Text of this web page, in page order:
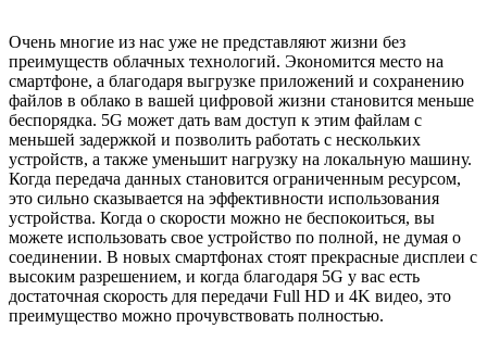
Очень многие из нас уже не представляют жизни без
преимуществ облачных технологий. Экономится место на
смартфоне, а благодаря выгрузке приложений и сохранению
файлов в облако в вашей цифровой жизни становится меньше
беспорядка. 5G может дать вам доступ к этим файлам с
меньшей задержкой и позволить работать с нескольких
устройств, а также уменьшит нагрузку на локальную машину.
Когда передача данных становится ограниченным ресурсом,
это сильно сказывается на эффективности использования
устройства. Когда о скорости можно не беспокоиться, вы
можете использовать свое устройство по полной, не думая о
соединении. В новых смартфонах стоят прекрасные дисплеи с
высоким разрешением, и когда благодаря 5G у вас есть
достаточная скорость для передачи Full HD и 4K видео, это
преимущество можно прочувствовать полностью.